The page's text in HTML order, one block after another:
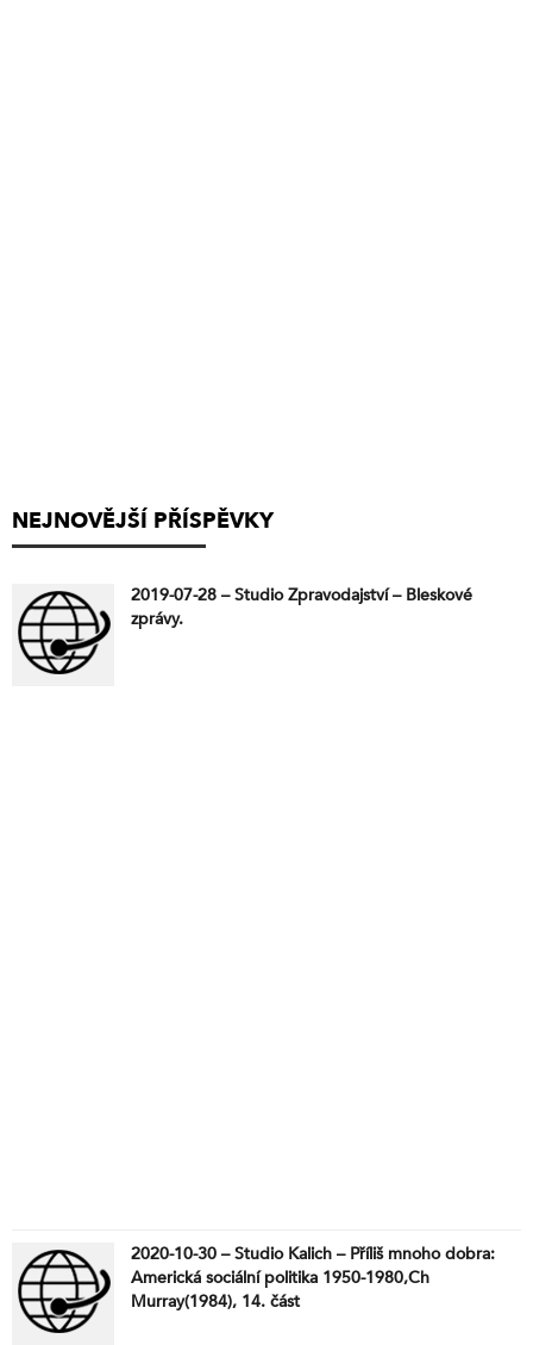
NEJNOVĚJŠÍ PŘÍSPĚVKY
2019-07-28 – Studio Zpravodajství – Bleskové
zprávy.
2020-10-30 – Studio Kalich – Příliš mnoho dobra:
Americká sociální politika 1950-1980,Ch
Murray(1984), 14. část